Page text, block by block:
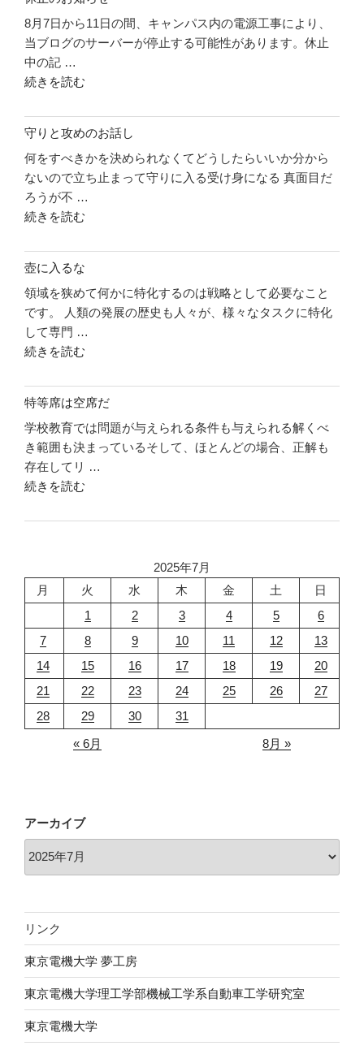
の
件
リ
ソ
ー
に
つ
い
て"
の
8月7日から11日の間、キャンパス内の電源工事により、
当ブログのサーバーが停止する可能性があります。休止
中の記 …
"休
の
お
知
ら
せ"
の
続きを読む
守りと攻めのお話し
何をすべきかを決められなくてどうしたらいいか分から
ないので立ち止まって守りに入る受け身になる 真面目だ
ろうが不 …
"守
と
攻
め
の
お
話
の
続きを読む
壺に入るな
領域を狭めて何かに特化するのは戦略として必要なこと
です。 人類の発展の歴史も人々が、様々なタスクに特化
して専門 …
"壺
入
る
な"
の
続きを読む
特等席は空席だ
学校教育では問題が与えられる条件も与えられる解くべ
き範囲も決まっているそして、ほとんどの場合、正解も
存在してリ …
"特
席
席
だ"
続きを読む
2025年7月
月
火 水 木 金 土
日
1
2 3 4 5
6
7
8 9 10 11 12
13
14
15 16 17 18 19
20
21
22 23 24 25 26
27
28
29 30
31
« 6月
8月 »
アーカイブ
リンク
東京電機大学 夢工房
東京電機大学理工学部機械工学系自動車工学研究室
東京電機大学